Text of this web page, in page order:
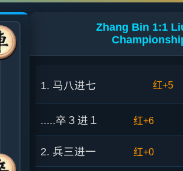
Zhang Bin 1:1
1. 马八进七 红+5
.....卒３进１ 红+6
2. 兵三进一 红+0